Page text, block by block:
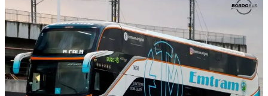
aqui
o
seu
e-
mail